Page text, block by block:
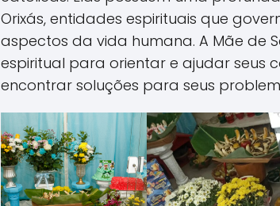
Orixás, entidades espirituais que
aspectos da vida humana. A Mãe de
espiritual para orientar e ajudar seus
encontrar soluções para seus